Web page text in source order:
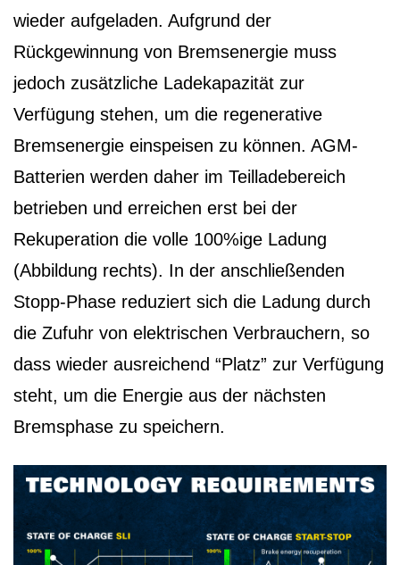
wieder aufgeladen. Aufgrund der
Rückgewinnung von Bremsenergie muss
jedoch zusätzliche Ladekapazität zur
Verfügung stehen, um die regenerative
Bremsenergie einspeisen zu können. AGM-
Batterien werden daher im Teilladebereich
betrieben und erreichen erst bei der
Rekuperation die volle 100%ige Ladung
(Abbildung rechts). In der anschließenden
Stopp-Phase reduziert sich die Ladung durch
die Zufuhr von elektrischen Verbrauchern, so
dass wieder ausreichend “Platz” zur Verfügung
steht, um die Energie aus der nächsten
Bremsphase zu speichern.